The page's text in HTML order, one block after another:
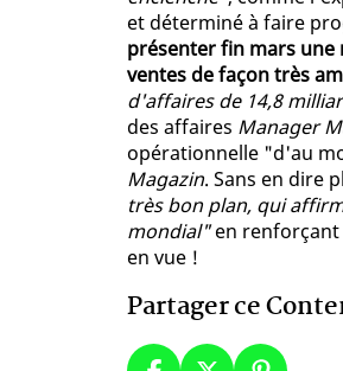
et déterminé à faire
présenter fin mars une
ventes de façon très
d'affaires de 14,8
des affaires Manager
opérationnelle "d'au
Magazin. Sans en dire
très bon plan, qui
mondial"en renforçant
en vue !
Partager ce